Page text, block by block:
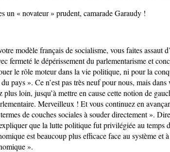
un « novateur » prudent, camarade Garaudy !
modèle français de socialisme, vous faites assaut
fermeté le dépérissement du parlementarisme et
le rôle moteur dans la vie politique, ni pour la
pays ». Ce n’est pas très neuf pour nous, mais dans
loin, jusqu’à mettre en cause cette notion de
Merveilleux ! Et vous continuez en
de couches sociales à souder directement ».
que la lutte politique fut privilégiée au temps
est beaucoup plus efficace face au système et
».